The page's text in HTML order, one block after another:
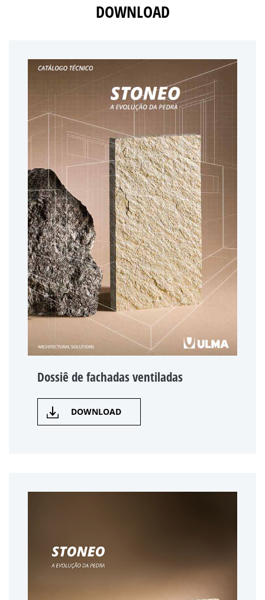
DOWNLOAD
Dossiê de fachadas ventiladas
DOWNLOAD